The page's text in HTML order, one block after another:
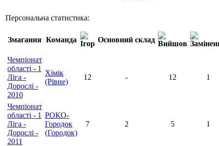
Персональна статистика:
Змагання Команда Основний склад
Чемпіонат
області - 1
Ліга -
Дорослі -
2010
Хімік
(Рівне)
12 - 12 1
Чемпіонат
області - 1
Ліга -
Дорослі -
2011
РОКО-
Городок
(Городок)
7 2 5 1